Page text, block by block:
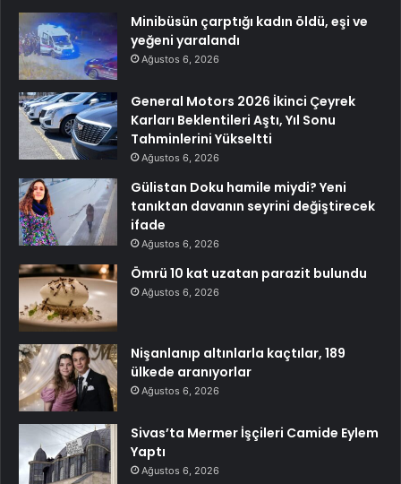
Minibüsün çarptığı kadın öldü, eşi ve
yeğeni yaralandı
Ağustos 6, 2026
General Motors 2026 İkinci Çeyrek
Karları Beklentileri Aştı, Yıl Sonu
Tahminlerini Yükseltti
Ağustos 6, 2026
Gülistan Doku hamile miydi? Yeni
tanıktan davanın seyrini değiştirecek
ifade
Ağustos 6, 2026
Ömrü 10 kat uzatan parazit bulundu
Ağustos 6, 2026
Nişanlanıp altınlarla kaçtılar, 189
ülkede aranıyorlar
Ağustos 6, 2026
Sivas’ta Mermer İşçileri Camide Eylem
Yaptı
Ağustos 6, 2026